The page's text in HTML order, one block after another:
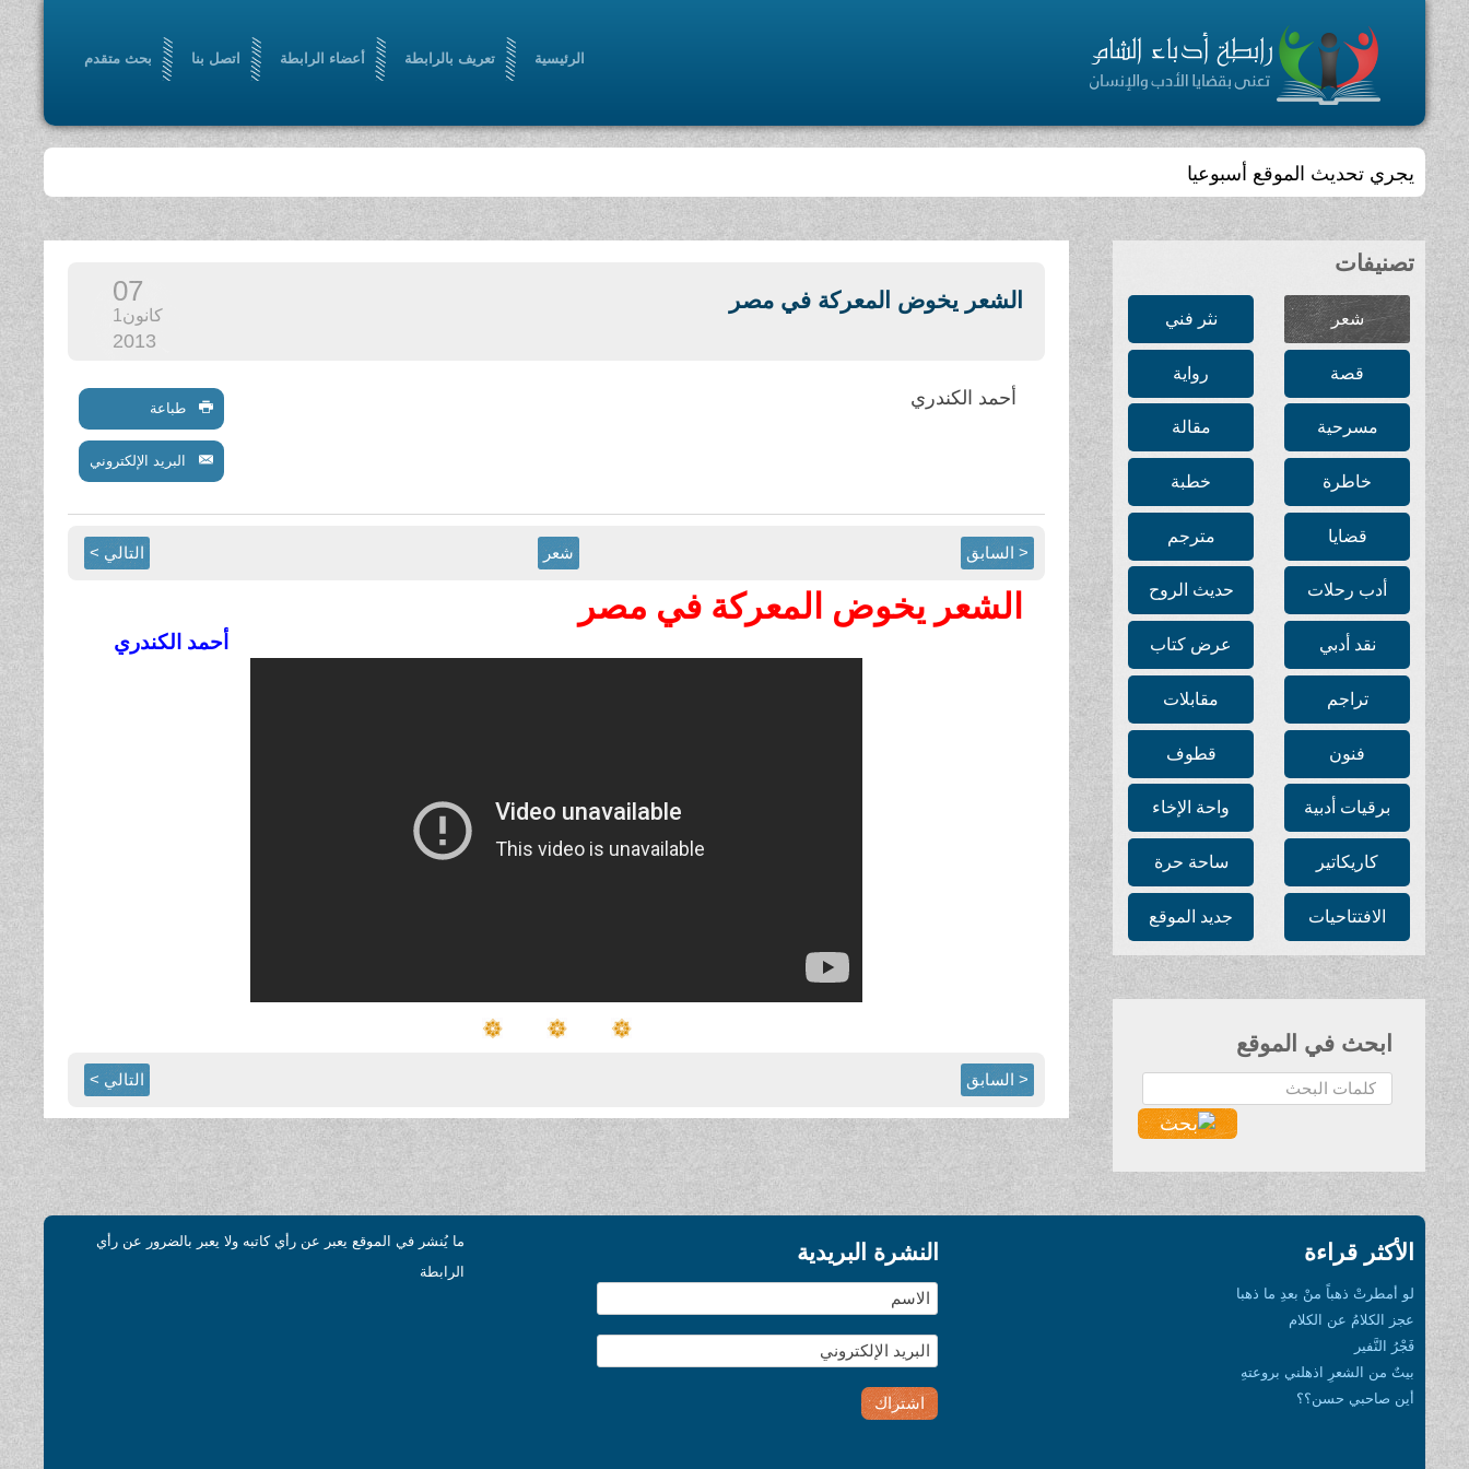
الرئيسية تعريف بالرابطة أعضاء الرابطة اتصل بنا بحث متقدم
تجمّعٌ أدبي ، ثقافي ، مفتوح ، يسعى إلى الإسهام في بلورة رؤيا أدبية حضارية ، من خلال أدب سامٍ ملتزم
تصنيفات
شعر نثر فني
قصة رواية
مسرحية مقالة
خاطرة خطبة
قضايا مترجم
أدب رحلات حديث الروح
نقد أدبي عرض كتاب
تراجم مقابلات
فنون قطوف
برقيات أدبية واحة الإخاء
كاريكاتير ساحة حرة
الافتتاحيات جديد الموقع
ابحث في الموقع
البحث...
الشعر يخوض المعركة في مصر 07
كانون1
2013
أحمد الكندري طباعة
البريد الإلكتروني
< السابق شعر التالي >
الشعر يخوض المعركة في مصر
أحمد الكندري
< السابق التالي >
الأكثر قراءة
لو أمطرتْ ذهباً منْ بعدِ ما ذهبا
عجز الكلامُ عن الكلام
فَجْرُ النَّفير
بيتٌ من الشعرِ اذهلني بروعتهِ
أين صاحبي حسن؟؟
النشرة البريدية
ما يُنشر في الموقع يعبر عن رأي كاتبه ولا يعبر بالضرور عن رأي
الرابطة